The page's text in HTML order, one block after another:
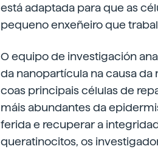
está adaptada para que as
pequeno enxeñeiro que
O equipo de investigación
da nanopartícula na causa
coas principais células de
máis abundantes da
ferida e recuperar a
queratinocitos, os